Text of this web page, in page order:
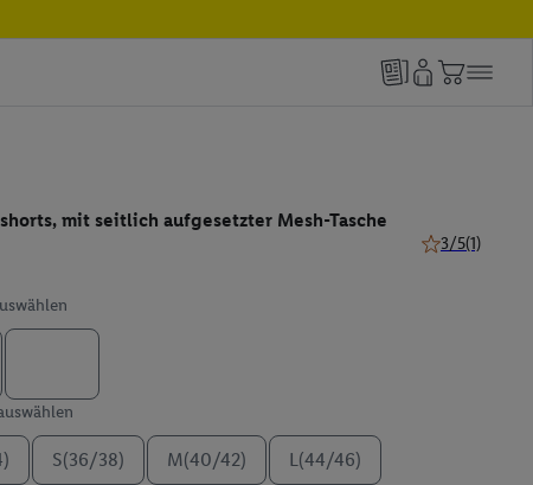
mit seitlich aufgesetzter Mesh-Tasche
3/5(1)
S(36/38) M(40/42) L(44/46)